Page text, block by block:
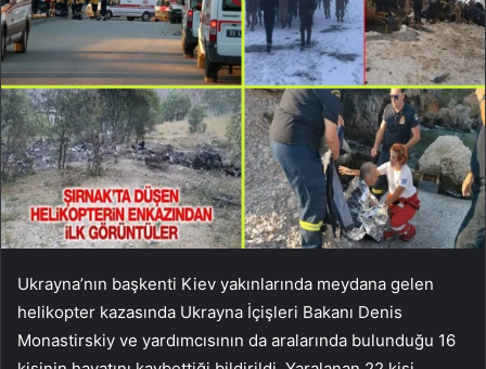
Ukrayna’nın başkenti Kiev yakınlarında meydana gelen
helikopter kazasında Ukrayna İçişleri Bakanı Denis
Monastirskiy ve yardımcısının da aralarında bulunduğu 16